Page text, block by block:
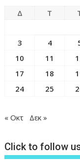
Δ Τ
3
4
10
11
17
18
24
25
« Οκτ Δεκ »
Click to follow